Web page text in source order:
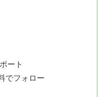
ート
でフォロー